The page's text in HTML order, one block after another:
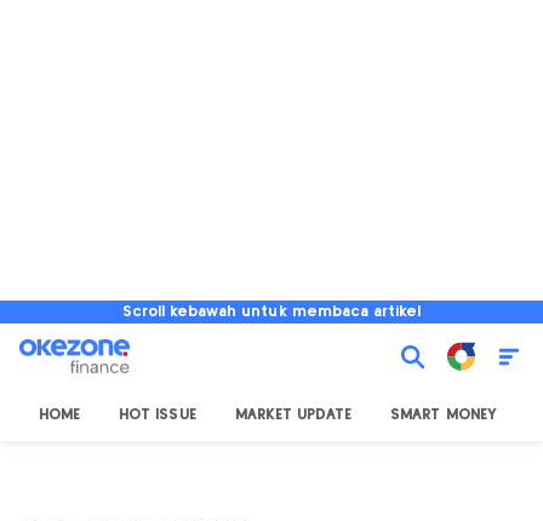
Scroll kebawah untuk membaca artikel
HOME HOT ISSUE MARKET UPDATE SMART MONEY